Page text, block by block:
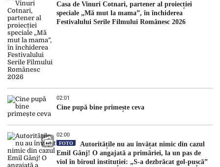
Casa de Vinuri Cotnari, partener al proiecției
speciale „Mă mut la mama”, în închiderea
Festivalului Serile Filmului Românesc 2026
02:01
Cine pupă bine primește ceva
02:00
FOTO
Autoritățile nu au învățat nimic din cazul
Emil Gânj! O angajată a primăriei, la un pas de
viol în biroul instituției: „S-a dezbrăcat gol-pușcă”